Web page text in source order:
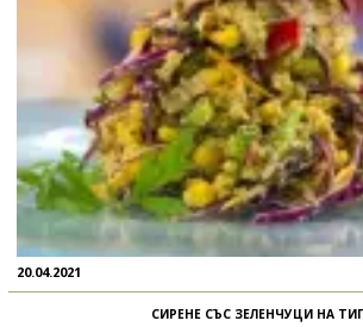
20.04.2021
СИРЕНЕ СЪС ЗЕЛЕНЧУЦИ НА